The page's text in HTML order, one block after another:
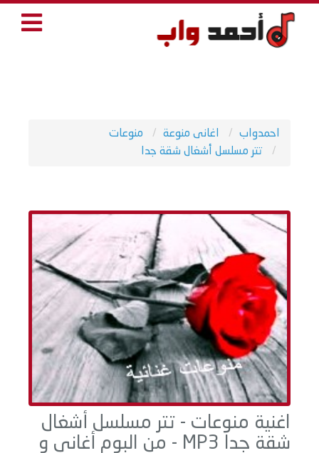
احمدواب اغانى منوعة
منوعات
تتر مسلسل أشغال شقة جدا
اغنية منوعات - تتر مسلسل أشغال
شقة جدا MP3 - من البوم أغاني و